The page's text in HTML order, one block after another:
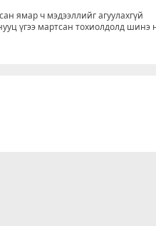
ямар ч мэдээллийг агуулахгүй
үгээ мартсан тохиолдолд шинэ